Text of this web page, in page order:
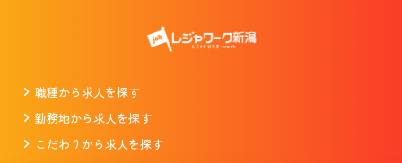
職種から求人を探す
勤務地から求人を探す
こだわりから求人を探す